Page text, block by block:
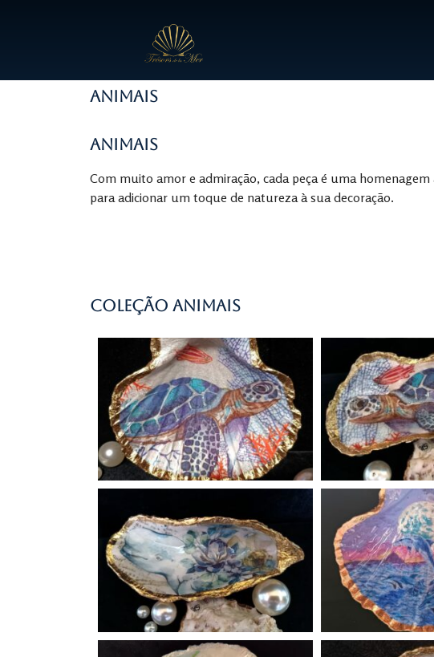
Animais
Animais
Com muito amor e admiração, cada peça é uma
para adicionar um toque de natureza à sua decoração.
Coleção Animais